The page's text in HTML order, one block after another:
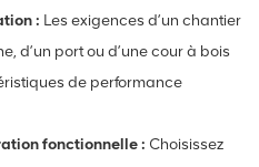
: Les exigences d’un chantier
d’un port ou d’une cour à bois
de performance
fonctionnelle : Choisissez